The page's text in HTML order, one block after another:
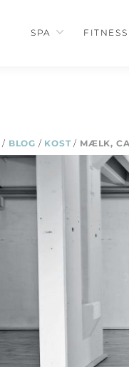
SPA FITNESS
/ BLOG / KOST/ MÆLK,